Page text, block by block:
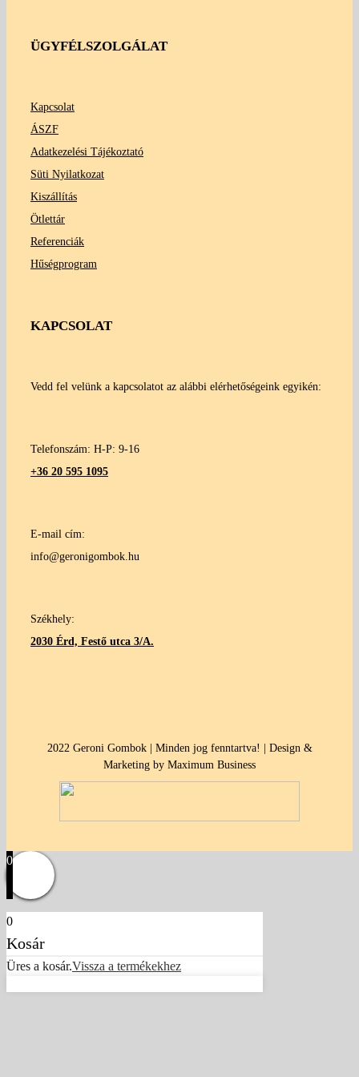
ÜGYFÉLSZOLGÁLAT
Kapcsolat
ÁSZF
Adatkezelési Tájékoztató
Süti Nyilatkozat
Kiszállítás
Ötlettár
Referenciák
Hűségprogram
KAPCSOLAT
Vedd fel velünk a kapcsolatot az alábbi elérhetőségeink egyikén:
Telefonszám: H-P: 9-16
+36 20 595 1095
E-mail cím:
info@geronigombok.hu
Székhely:
2030 Érd, Festő utca 3/A.
2022 Geroni Gombok | Minden jog fenntartva! | Design &
Marketing by Maximum Business
0
0
Kosár
Üres a kosár.Vissza a termékekhez